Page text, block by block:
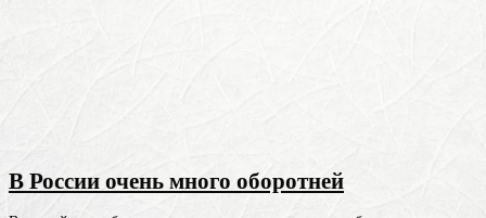
В России очень много оборотней